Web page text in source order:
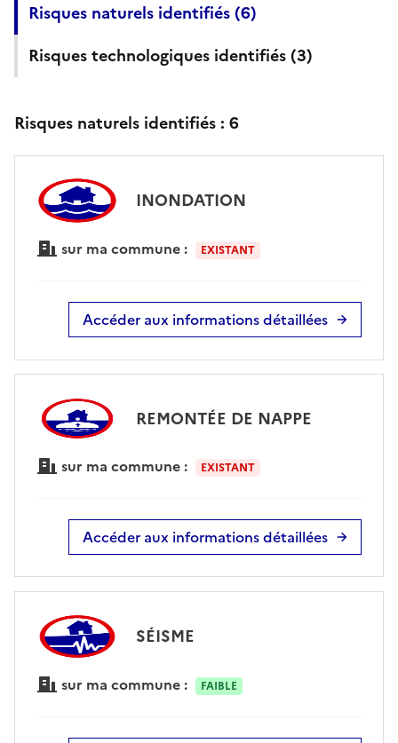
Risques naturels identifiés (6)
Risques technologiques identifiés (3)
Risques naturels identifiés : 6
INONDATION
sur ma commune : EXISTANT
Accéder aux informations détaillées
REMONTÉE DE NAPPE
sur ma commune : EXISTANT
Accéder aux informations détaillées
SÉISME
sur ma commune : FAIBLE